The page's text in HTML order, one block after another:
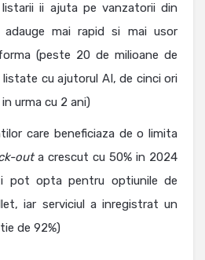
listarii ii ajuta pe vanzatorii din
adauge mai rapid si mai usor
(peste 20 de milioane de
cu ajutorul AI, de cinci ori
urma cu 2 ani)
care beneficiaza de o limita
outa crescut cu 50% in 2024
pot opta pentru optiunile de
iar serviciul a inregistrat un
de 92%)